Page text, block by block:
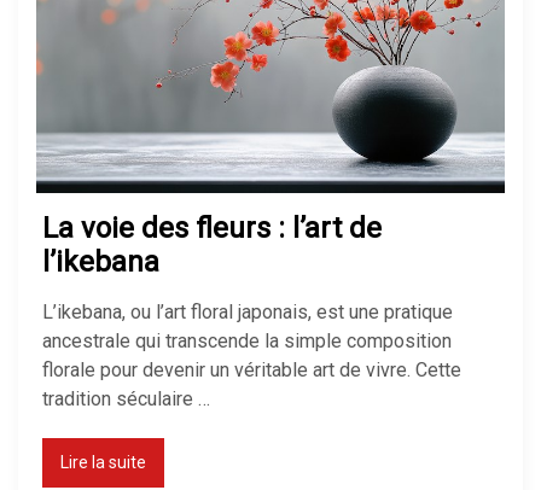
La voie des fleurs : l’art de
l’ikebana
L’ikebana, ou l’art floral japonais, est une pratique
ancestrale qui transcende la simple composition
florale pour devenir un véritable art de vivre. Cette
tradition séculaire …
Lire la suite